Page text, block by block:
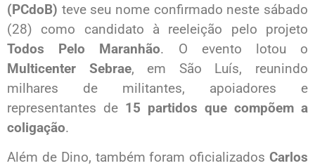
(PCdoB) teve seu nome confirmado neste sábado
(28) como candidato à reeleição pelo projeto
Todos Pelo Maranhão. O evento lotou o
Multicenter Sebrae, em São Luís, reunindo
milhares de militantes, apoiadores e
representantes de 15 partidos que compõem a
coligação.
Além de Dino, também foram oficializados Carlos